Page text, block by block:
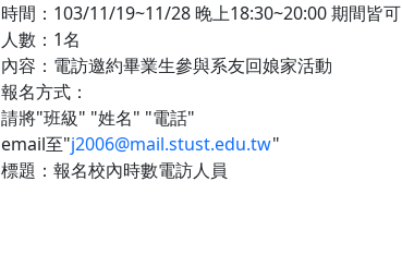
時間：103/11/19~11/28 晚上18:30~20:00 期間皆可
人數：1名
內容：電訪邀約畢業生參與系友回娘家活動
報名方式：
請將"班級" "姓名" "電話"
email至"j2006@mail.stust.edu.tw"
標題：報名校內時數電訪人員